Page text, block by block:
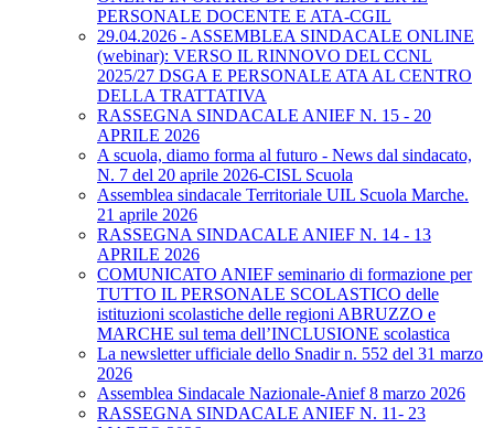
PERSONALE DOCENTE E ATA-CGIL
29.04.2026 - ASSEMBLEA SINDACALE ONLINE
(webinar): VERSO IL RINNOVO DEL CCNL
2025/27 DSGA E PERSONALE ATA AL CENTRO
DELLA TRATTATIVA
RASSEGNA SINDACALE ANIEF N. 15 - 20
APRILE 2026
A scuola, diamo forma al futuro - News dal sindacato,
N. 7 del 20 aprile 2026-CISL Scuola
Assemblea sindacale Territoriale UIL Scuola Marche.
21 aprile 2026
RASSEGNA SINDACALE ANIEF N. 14 - 13
APRILE 2026
COMUNICATO ANIEF seminario di formazione per
TUTTO IL PERSONALE SCOLASTICO delle
istituzioni scolastiche delle regioni ABRUZZO e
MARCHE sul tema dell’INCLUSIONE scolastica
La newsletter ufficiale dello Snadir n. 552 del 31 marzo
2026
Assemblea Sindacale Nazionale-Anief 8 marzo 2026
RASSEGNA SINDACALE ANIEF N. 11- 23